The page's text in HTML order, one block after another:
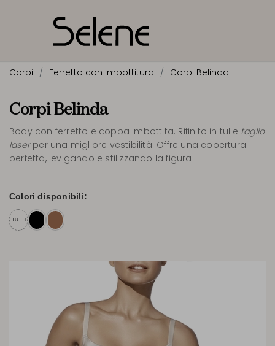
Corpi Ferretto con imbottitura Corpi Belinda
Corpi Belinda
Body con ferretto e coppa imbottita. Rifinito in tulle taglio
laserper una migliore vestibilità. Offre una copertura
perfetta, levigando e stilizzando la figura.
Colori disponibili:
TUTTI